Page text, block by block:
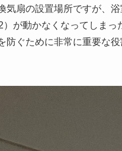
気扇の設置場所ですが、
が動かなくなってしま
防ぐために非常に重要な